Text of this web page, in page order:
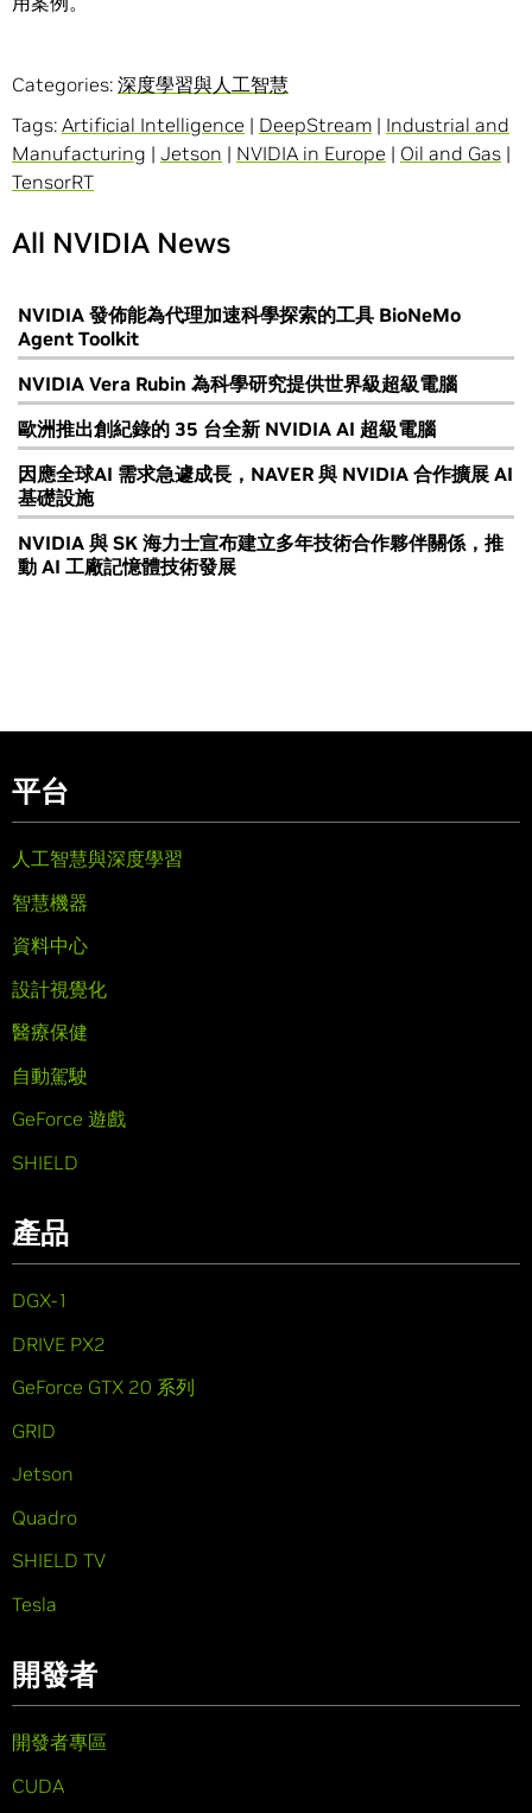
Categories: 深度學習與人工智慧
Tags: Artificial Intelligence | DeepStream | Industrial and
Manufacturing | Jetson | NVIDIA in Europe | Oil and Gas |
TensorRT
All NVIDIA News
NVIDIA 發佈能為代理加速科學探索的工具 BioNeMo
Agent Toolkit
NVIDIA Vera Rubin 為科學研究提供世界級超級電腦
歐洲推出創紀錄的 35 台全新 NVIDIA AI 超級電腦
因應全球AI 需求急遽成長，NAVER 與 NVIDIA 合作擴展 AI
基礎設施
NVIDIA 與 SK 海力士宣布建立多年技術合作夥伴關係，推
動 AI 工廠記憶體技術發展
平台
人工智慧與深度學習
智慧機器
資料中心
設計視覺化
醫療保健
自動駕駛
GeForce 遊戲
SHIELD
產品
DGX-1
DRIVE PX2
GeForce GTX 20 系列
GRID
Jetson
Quadro
SHIELD TV
Tesla
開發者
開發者專區
CUDA